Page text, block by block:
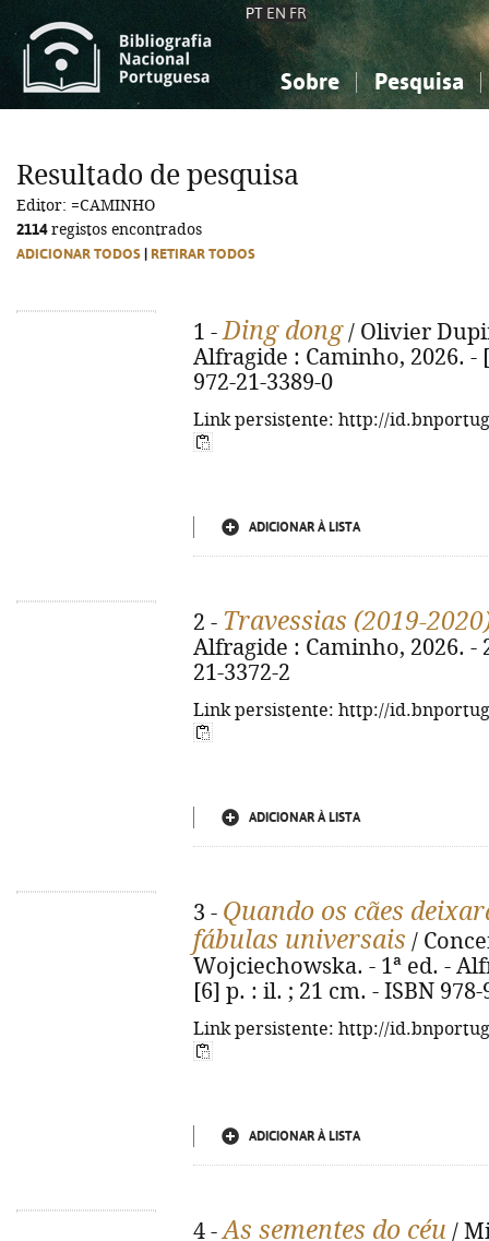
PT EN FR
Sobre Pesquisa
Ciências sociais...
Ciências sociais...
Resultado de pesquisa
Editor: =CAMINHO
2114registos encontrados
ADICIONAR TODOS RETIRAR TODOS
1 -Ding dong/ Olivier
Alfragide : Caminho, 2026. -
972-21-3389-0
Link persistente: http://
ADICIONAR À LISTA
2 - Travessias (2019-
Alfragide : Caminho, 2026. -
21-3372-2
Link persistente: http://
ADICIONAR À LISTA
3 - Quando os cães
fábulas universais /
Wojciechowska. - 1ª ed. -
[6] p. : il. ; 21 cm. - ISBN 978-
Link persistente: http://
ADICIONAR À LISTA
4 -As sementes do céu /